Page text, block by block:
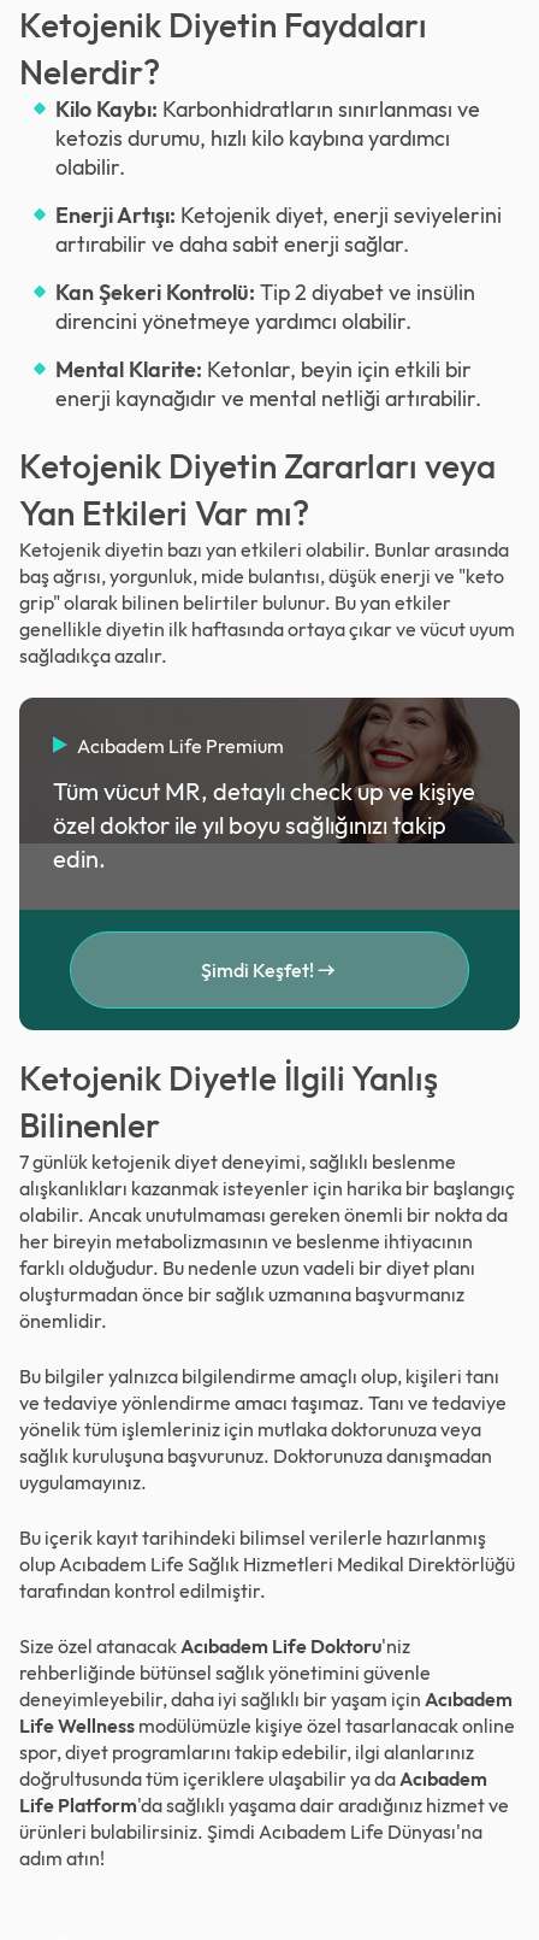
Ketojenik Diyetin Faydaları
Nelerdir?
Kilo Kaybı: Karbonhidratların sınırlanması ve
ketozis durumu, hızlı kilo kaybına yardımcı
olabilir.
Enerji Artışı: Ketojenik diyet, enerji seviyelerini
artırabilir ve daha sabit enerji sağlar.
Kan Şekeri Kontrolü: Tip 2 diyabet ve insülin
direncini yönetmeye yardımcı olabilir.
Mental Klarite: Ketonlar, beyin için etkili bir
enerji kaynağıdır ve mental netliği artırabilir.
Ketojenik Diyetin Zararları veya
Yan Etkileri Var mı?
Ketojenik diyetin bazı yan etkileri olabilir. Bunlar arasında
baş ağrısı, yorgunluk, mide bulantısı, düşük enerji ve "keto
grip" olarak bilinen belirtiler bulunur. Bu yan etkiler
genellikle diyetin ilk haftasında ortaya çıkar ve vücut uyum
sağladıkça azalır.
Acıbadem Life Premium
Tüm vücut MR, detaylı check up ve kişiye
özel doktor ile yıl boyu sağlığınızı takip
edin.
Şimdi Keşfet!
Ketojenik Diyetle İlgili Yanlış
Bilinenler
7 günlük ketojenik diyet deneyimi, sağlıklı beslenme
alışkanlıkları kazanmak isteyenler için harika bir başlangıç
olabilir. Ancak unutulmaması gereken önemli bir nokta da
her bireyin metabolizmasının ve beslenme ihtiyacının
farklı olduğudur. Bu nedenle uzun vadeli bir diyet planı
oluşturmadan önce bir sağlık uzmanına başvurmanız
önemlidir.
Bu bilgiler yalnızca bilgilendirme amaçlı olup, kişileri tanı
ve tedaviye yönlendirme amacı taşımaz. Tanı ve tedaviye
yönelik tüm işlemleriniz için mutlaka doktorunuza veya
sağlık kuruluşuna başvurunuz. Doktorunuza danışmadan
uygulamayınız.
Bu içerik kayıt tarihindeki bilimsel verilerle hazırlanmış
olup Acıbadem Life Sağlık Hizmetleri Medikal Direktörlüğü
tarafından kontrol edilmiştir.
Size özel atanacakAcıbadem Life Doktoru'niz
rehberliğinde bütünsel sağlık yönetimini güvenle
deneyimleyebilir, daha iyi sağlıklı bir yaşam için Acıbadem
Life Wellness modülümüzle kişiye özel tasarlanacak online
spor, diyet programlarını takip edebilir, ilgi alanlarınız
doğrultusunda tüm içeriklere ulaşabilir ya daAcıbadem
Life Platform'da sağlıklı yaşama dair aradığınız hizmet ve
ürünleri bulabilirsiniz. Şimdi Acıbadem Life Dünyası'na
adım atın!